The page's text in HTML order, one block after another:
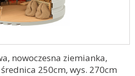
nowoczesna ziemianka,
250cm, wys. 270cm